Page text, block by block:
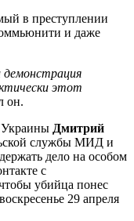
в преступлении
и даже
этот
он.
Дмитрий
службы МИД и
дело на особом
с
убийца понес
29 апреля